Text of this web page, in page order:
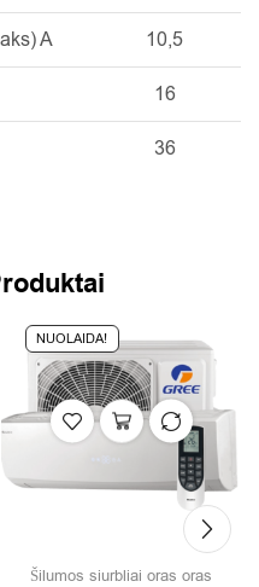
A 10,5
16
36
NUOLAIDA!
Šilumos siurbliai oras oras